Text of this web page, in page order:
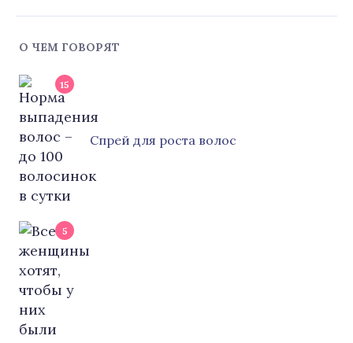
О ЧЕМ ГОВОРЯТ
15
Cпрей для роста волос
5